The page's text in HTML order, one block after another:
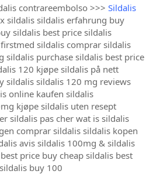
contrareembolso >>> Sildalis
sildalis sildalis erfahrung buy
sildalis best price sildalis
sildalis comprar sildalis
sildalis purchase sildalis best price
120 kjøpe sildalis på nett
sildalis sildalis 120 mg reviews
online kaufen sildalis
kjøpe sildalis uten resept
sildalis pas cher wat is sildalis
comprar sildalis sildalis kopen
avis sildalis 100mg & sildalis
price buy cheap sildalis best
buy 100